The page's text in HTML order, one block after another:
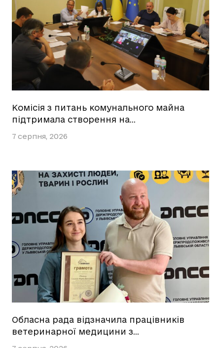
Комісія з питань комунального майна
підтримала створення на…
7 серпня, 2026
Обласна рада відзначила працівників
ветеринарної медицини з…